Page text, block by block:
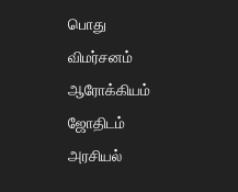
பொது
விமர்சனம்
ஆரோக்கியம்
ஜோதிடம்
அரசியல்